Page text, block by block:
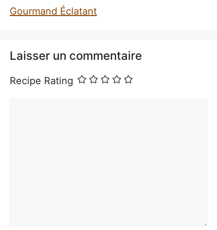
Gourmand Éclatant
Laisser un commentaire
Recipe Rating